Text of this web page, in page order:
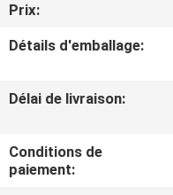
CONTRÔLE
DE
CONTACTEZ-
NOUS
Prix:
Détails d'emballage:
Délai de livraison:
Conditions de
paiement: